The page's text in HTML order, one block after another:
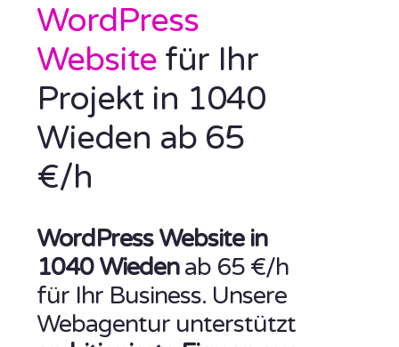
WordPress
Website für Ihr
Projekt in 1040
Wieden ab 65
€/h
WordPress Website in
1040 Wiedenab 65 €/h
für Ihr Business. Unsere
Webagentur unterstützt